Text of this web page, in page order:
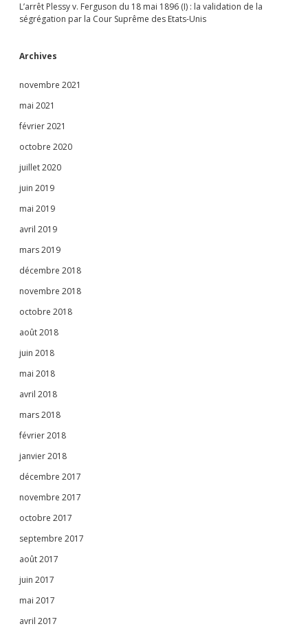
L’arrêt Plessy v. Ferguson du 18 mai 1896 (I) : la validation de la
ségrégation par la Cour Suprême des Etats-Unis
Archives
novembre 2021
mai 2021
février 2021
octobre 2020
juillet 2020
juin 2019
mai 2019
avril 2019
mars 2019
décembre 2018
novembre 2018
octobre 2018
août 2018
juin 2018
mai 2018
avril 2018
mars 2018
février 2018
janvier 2018
décembre 2017
novembre 2017
octobre 2017
septembre 2017
août 2017
juin 2017
mai 2017
avril 2017